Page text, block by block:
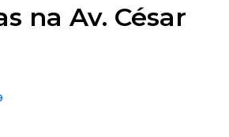
na Av. César